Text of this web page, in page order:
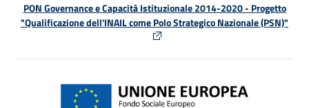
PON Governance e Capacità Istituzionale 2014-2020 - Progetto
"Qualificazione dell'INAIL come Polo Strategico Nazionale (PSN)"